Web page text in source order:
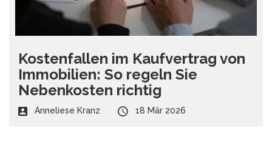
Kostenfallen im Kaufvertrag von
Immobilien: So regeln Sie
Nebenkosten richtig
Anneliese Kranz 18 Mär 2026